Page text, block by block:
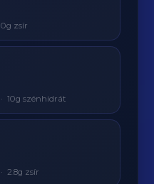
zsír
10g szénhidrát
2.8g zsír